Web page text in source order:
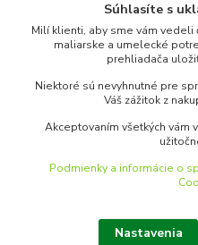
www.merkantil.sk
Pondelok-Piatok: 9.00-17.00hod.
objednavky@merkantil-
Súhlasíte s
Milí klienti, aby sme vám
maliarske a umelecké
prehliadača
Niektoré sú nevyhnutné pre
Váš zážitok z
Akceptovaním všetkých vám
Podmienky a informácie o
Nastavenia